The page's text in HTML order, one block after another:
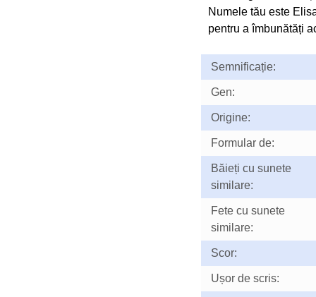
Numele tău este
pentru a îmbunătăți
Semnificație:
Gen:
Origine:
Formular de:
Băieți cu sunete
similare:
Fete cu sunete
similare:
Scor:
Ușor de scris: